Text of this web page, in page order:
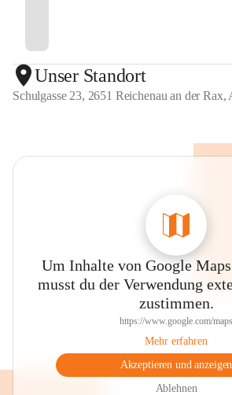
Unser Standort
Schulgasse 23, 2651 Reichenau an der
Um Inhalte von Google
musst du der Verwendung
zustimmen.
https://www.google.com/maps
Mehr erfahren
Akzeptieren und anzeigen
Ablehnen